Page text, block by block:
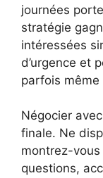
journées
stratégie
intéressées
d’urgence et
parfois même
Négocier
finale. Ne
montrez-
questions,